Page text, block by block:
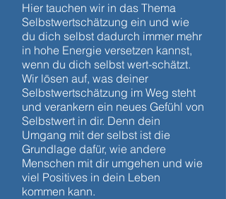
Hier tauchen wir in das Thema
Selbstwertschätzung ein und wie
du dich selbst dadurch immer mehr
in hohe Energie versetzen kannst,
wenn du dich selbst wert-schätzt.
Wir lösen auf, was deiner
Selbstwertschätzung im Weg steht
und verankern ein neues Gefühl von
Selbstwert in dir. Denn dein
Umgang mit der selbst ist die
Grundlage dafür, wie andere
Menschen mit dir umgehen und wie
viel Positives in dein Leben
kommen kann.